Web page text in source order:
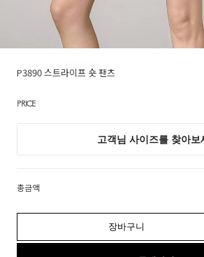
P3890 스트라이프 숏 팬츠
PRICE
총금액
장바구니